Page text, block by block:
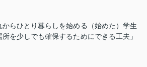
らひとり暮らしを始める（始めた）学生
を少しでも確保するためにできる工夫」